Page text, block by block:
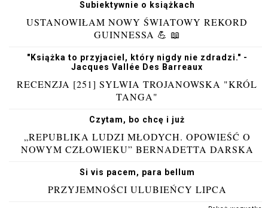
Subiektywnie o książkach
USTANOWIŁAM NOWY ŚWIATOWY REKORD
GUINNESSA 💪 📖
"Książka to przyjaciel, który nigdy nie zdradzi." -
Jacques Vallée Des Barreaux
RECENZJA [251] SYLWIA TROJANOWSKA "KRÓL
TANGA"
Czytam, bo chcę i już
„REPUBLIKA LUDZI MŁODYCH. OPOWIEŚĆ O
NOWYM CZŁOWIEKU” BERNADETTA DARSKA
Si vis pacem, para bellum
PRZYJEMNOŚCI ULUBIEŃCY LIPCA